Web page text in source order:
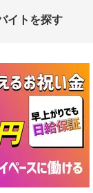
イトを探す